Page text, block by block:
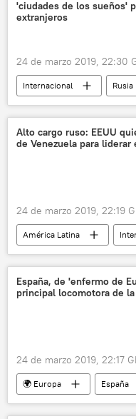
homenaje
noticias
'ciudades de los sueños'
extranjeros
24 de marzo 2019, 22:30
Internacional Rusia
ranking
🧭 Destinos
Alto cargo ruso: EEUU
de Venezuela para liderar
24 de marzo 2019, 22:19
América Latina
América del Norte
Nikolái Pátrushev
noticias
España, de 'enfermo de
principal locomotora de la
24 de marzo 2019, 22:17
🌍 Europa España
Economía
eurozona